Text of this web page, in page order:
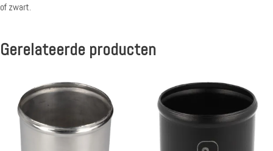
of zwart.
Gerelateerde producten